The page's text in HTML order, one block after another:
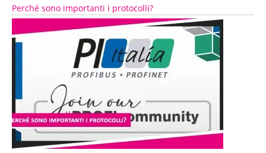
Perché sono importanti i protocolli?